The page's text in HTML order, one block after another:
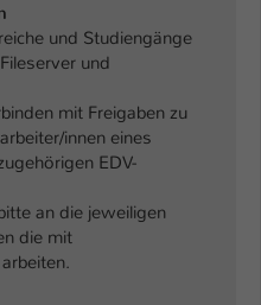
und Studiengänge
und
mit Freigaben zu
innen eines
EDV-
an die jeweiligen
die mit